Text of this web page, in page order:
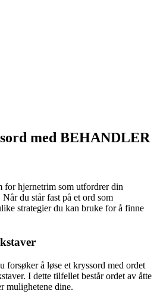
med BEHANDLER
hjernetrim som utfordrer din
du står fast på et ord som
strategier du kan bruke for å finne
forsøker å løse et kryssord med ordet
I dette tilfellet består ordet av åtte
mulighetene dine.